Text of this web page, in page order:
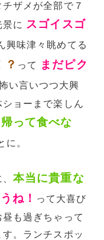
ザメが全部で７
に スゴイスゴ
興味津々眺めてる
？ って
まだピク
い言いつつ大興
ョーまで楽しん
って食べな
に。
本当に貴重な
ね！ って大喜び
も過ぎちゃって
。ランチスポッ